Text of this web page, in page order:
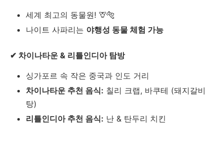
세계 최고의 동물원! 🦒🐅
나이트 사파리는 야행성 동물 체험 가능
✔ 차이나타운 & 리틀인디아 탐방
싱가포르 속 작은 중국과 인도 거리
차이나타운 추천 음식: 칠리 크랩, 바쿠테 (돼지갈비
탕)
리틀인디아 추천 음식: 난 & 탄두리 치킨